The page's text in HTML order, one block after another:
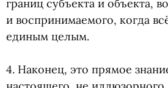
границ субъекта и объекта,
и воспринимаемого, когда
единым целым.
4. Наконец, это прямое